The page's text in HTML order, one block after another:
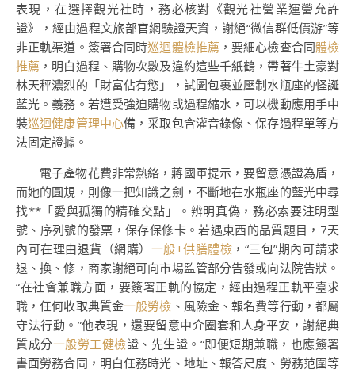
表現，在選擇觀光社時，務必核對《觀光社營業運營允許
證》，經由過程文旅部官網驗證天資，謝絕“微信群低價游”等
非正軌渠道。簽署合同時巡迴體檢推薦 ，要細心檢查合同體檢
推薦 ，明白過程、購物次數及違約這些千紙鶴，帶著牛土豪對
林天秤濃烈的「財富佔有慾」，試圖包裹並壓制水瓶座的怪誕
藍光。義務。若遭受強迫購物或過程縮水，可以機動應用手中
裝巡迴健康管理中心備，采取包含灌音錄像、保存過程單等方
法固定證據。
電子產物花費非常熱絡，蔣國軍提示，要留意憑證為盾，
而她的圓規，則像一把知識之劍，不斷地在水瓶座的藍光中尋
找**「愛與孤獨的精確交點」。辨明真偽，務必索要注明型
號、序列號的發票，保存保修卡。若遇東西的品質題目，7天
內可在理由退貨（網購） 一般+供膳體檢 ，“三包”期內可請求
退、換、修，商家謝絕可向市場監管部分告發或向法院告狀。
“在社會兼職方面，要簽署正軌的協定，經由過程正軌平臺求
職，任何收取典質金一般勞檢 、風險金、報名費等行動，都屬
守法行動。”他表現，還要留意中介圈套和人身平安，謝絕典
質成分一般勞工健檢證、先生證。“即便短期兼職，也應簽署
書面勞務合同，明白任務時光、地址、報答尺度、勞務范圍等